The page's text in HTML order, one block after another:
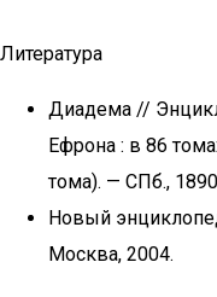
Литература
Диадема //
Ефрона : в 86
тома). — СПб.,
Новый
Москва, 2004.